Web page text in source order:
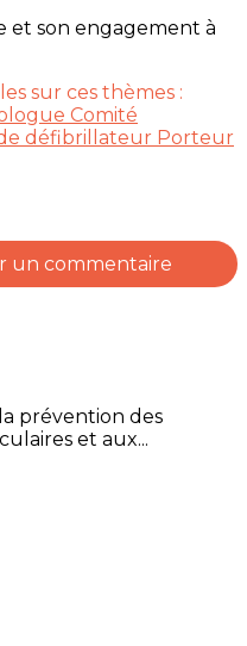
et son engagement à
sur ces thèmes :
Comité
défibrillateur Porteur
un commentaire
prévention des
et aux...